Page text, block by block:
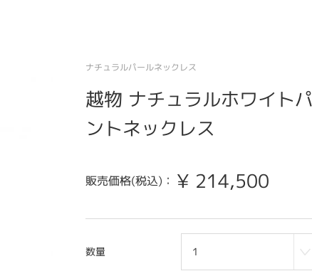
ナチュラルパールネックレス
越物 ナチュラルホワイト
ントネックレス
販売価格(税込)： ¥ 214,500
数量